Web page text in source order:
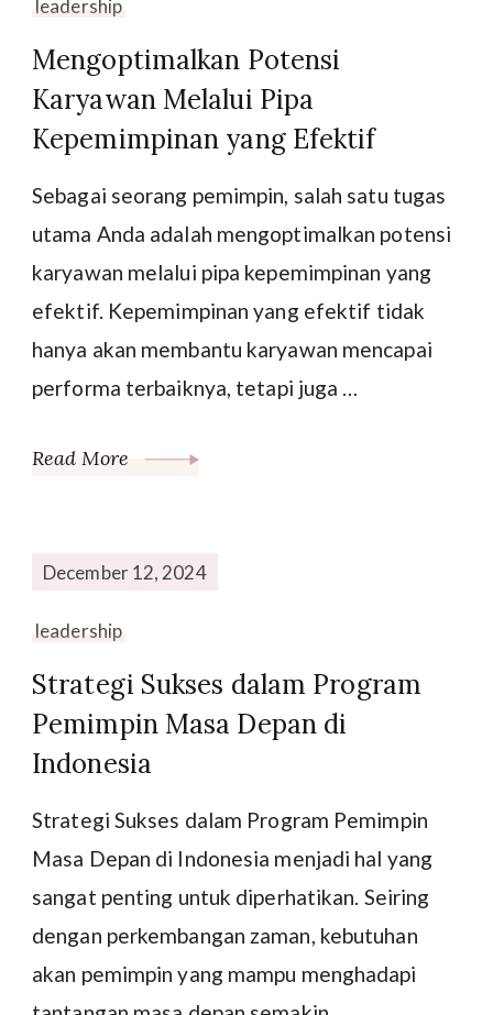
leadership
Mengoptimalkan Potensi
Karyawan Melalui Pipa
Kepemimpinan yang Efektif
Sebagai seorang pemimpin, salah satu tugas
utama Anda adalah mengoptimalkan potensi
karyawan melalui pipa kepemimpinan yang
efektif. Kepemimpinan yang efektif tidak
hanya akan membantu karyawan mencapai
performa terbaiknya, tetapi juga …
Read More
December 12, 2024
leadership
Strategi Sukses dalam Program
Pemimpin Masa Depan di
Indonesia
Strategi Sukses dalam Program Pemimpin
Masa Depan di Indonesia menjadi hal yang
sangat penting untuk diperhatikan. Seiring
dengan perkembangan zaman, kebutuhan
akan pemimpin yang mampu menghadapi